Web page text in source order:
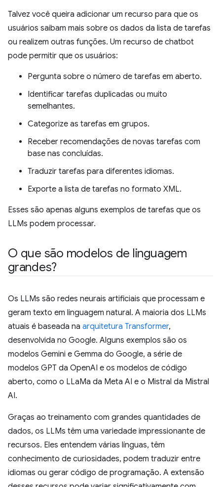
Talvez você queira adicionar um recurso para que os
usuários saibam mais sobre os dados da lista de tarefas
ou realizem outras funções. Um recurso de chatbot
pode permitir que os usuários:
Pergunta sobre o número de tarefas em aberto.
Identificar tarefas duplicadas ou muito
semelhantes.
Categorize as tarefas em grupos.
Receber recomendações de novas tarefas com
base nas concluídas.
Traduzir tarefas para diferentes idiomas.
Exporte a lista de tarefas no formato XML.
Esses são apenas alguns exemplos de tarefas que os
LLMs podem processar.
O que são modelos de linguagem
grandes?
Os LLMs são redes neurais artificiais que processam e
geram texto em linguagem natural. A maioria dos LLMs
atuais é baseada na arquitetura Transformer,
desenvolvida no Google. Alguns exemplos são os
modelos Gemini e Gemma do Google, a série de
modelos GPT da OpenAI e os modelos de código
aberto, como o LLaMa da Meta AI e o Mistral da Mistral
AI.
Graças ao treinamento com grandes quantidades de
dados, os LLMs têm uma variedade impressionante de
recursos. Eles entendem várias línguas, têm
conhecimento de curiosidades, podem traduzir entre
idiomas ou gerar código de programação. A extensão